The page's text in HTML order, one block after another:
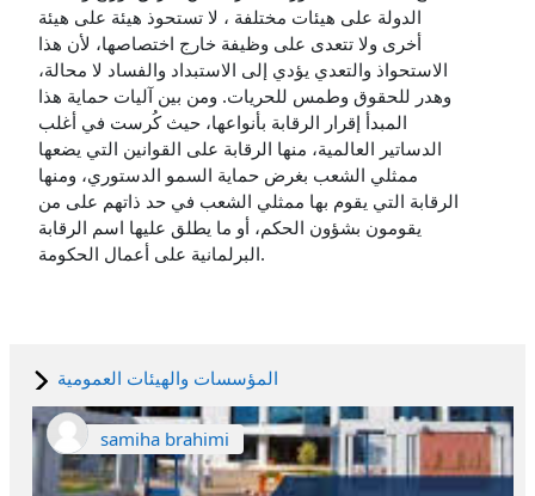
الدولة على هيئات مختلفة ، لا تستحوذ هيئة على هيئة
أخرى ولا تتعدى على وظيفة خارج اختصاصها، لأن هذا
الاستحواذ والتعدي يؤدي إلى الاستبداد والفساد لا محالة،
وهدر للحقوق وطمس للحريات. ومن بين آليات حماية هذا
المبدأ إقرار الرقابة بأنواعها، حيث كُرست في أغلب
الدساتير العالمية، منها الرقابة على القوانين التي يضعها
ممثلي الشعب بغرض حماية السمو الدستوري، ومنها
الرقابة التي يقوم بها ممثلي الشعب في حد ذاتهم على من
يقومون بشؤون الحكم، أو ما يطلق عليها اسم الرقابة
البرلمانية على أعمال الحكومة.
المؤسسات والهيئات العمومية
samiha brahimi